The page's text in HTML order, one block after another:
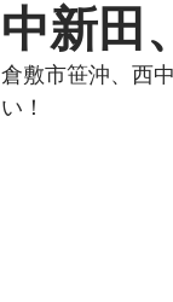
中新田
倉敷市笹沖、西
い！